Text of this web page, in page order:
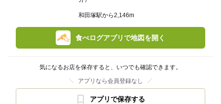
和田塚駅から2,146m
食べログアプリで地図を開く
気になるお店を保存すると、いつでも確認できます。
アプリなら会員登録なし
アプリで保存する